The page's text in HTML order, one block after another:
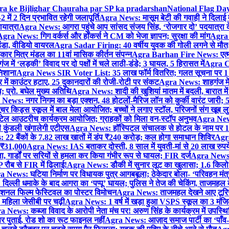
ke Bijlighar Chauraha par SP ka pradarshanNational Flag
2 दिन प्रभावित रहेगी जलापूर्तिAgra News: मासूम बेटी की गवाही ने
Agra News: आगरा पहुंचे आप सांसद संजय सिंह, ‘रोजगार दो’ पदयात्रा
News: गिग वर्कर्स और हॉकर्स ने CM को भेजा ज्ञापन; सुरक्षा की मांगAgra
वीडियो वायरलAgra Sadar Firing: 40 वर्षीय युवक की गोली लगने से मौत;
मित्र मंडल का 11वां मासिक कीर्तन संपन्नAgra Barhan Fire News:
‘लड़की’ विवाद पर दो पक्षों में चले लाठी-डंडे; 3 घायल, 5 हिरासत मेंAgra
Agra News SIR Voter List: 35 लाख फॉर्म वितरित; गलत सूचना पर
हटाए, 25 दुकानदारों की रोजी-रोटी पर संकटAgra News: शाहगंज
प्रो. बघेल मुख्य अतिथिAgra News: शादी की खुशियां मातम में बदली, बारात में
नगर निगम का बड़ा एक्शन, 48 होटलों-मैरिज लॉन को कुर्की वारंट जारी;
किड्स स्कूल में बाल मेला आयोजित; बच्चों ने लगाए स्टॉल, परिजनों संग खूब
आउटरीच कार्यक्रम आयोजित; ग्राहकों को मिला वन-स्टॉप अनुभवAgra
खंगालेगी एटीएसAgra News: हॉस्पिटल संचालक से होटल के नाम पर
22 बैंकों के 7.82 लाख खातों में डंप ₹240 करोड़; कल होगा समाधान शिविर
Agra News: IAS बताकर दोस्ती, 8 साल में युवती-मां से 20 लाख
गार्डों पर सरियों से हमला कर किया गंभीर रूप से घायल; FIR दर्जAgra News:
से FIR में ढिलाई!Agra News: डौकी में सुनार लूट का खुलासा; 1.6 किलो
News: घटिया निर्माण पर विधायक पुत्र आगबबूला; ठेकेदार बोला- ‘परिवहन
धमाके के बाद आगरा का ‘पप्पू’ घायल; पुलिस ने तेज की चेकिंग, ताजमहल
फिल्म फेस्टिवल का पोस्टर विमोचनAgra News: ताजमहल देखने आए
जेसीबी पर चढ़ीAgra News: 1 वर्ष में खड़ा हुआ VSPS स्कूल का 3
News: कब्जा विवाद के आरोपी नेता मंच पर! अरुण सिंह के कार्यक्रम में
पुताई, रोड शो का रूट फाइनल नहींAgra News: आज़ाद समाज पार्टी का